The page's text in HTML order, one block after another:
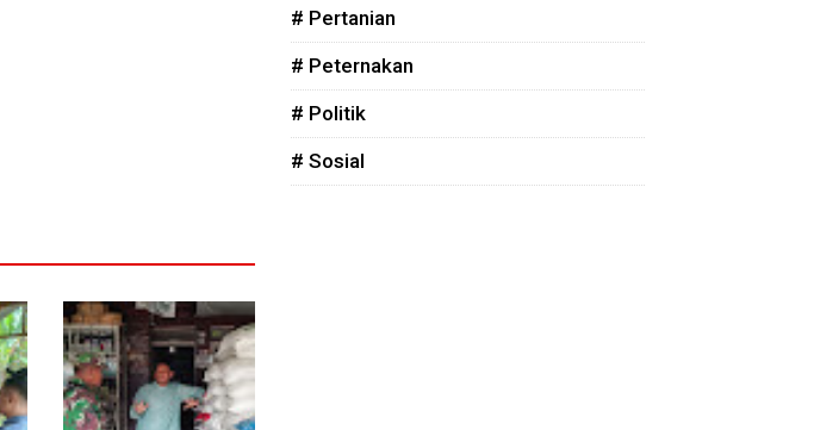
# Pertanian
# Peternakan
# Politik
# Sosial